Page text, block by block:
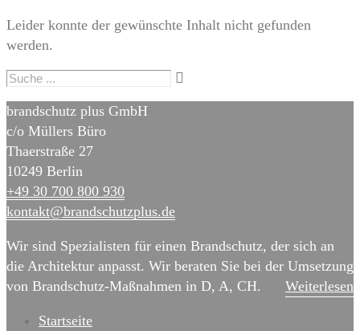
Leider konnte der gewünschte Inhalt nicht gefunden
werden.
brandschutz plus GmbH
c/o Müllers Büro
Thaerstraße 27
10249 Berlin
+49 30 700 800 930
kontakt@brand­schutz­plus.de
Wir sind Spezialisten für einen Brandschutz, der sich an
die Architektur anpasst. Wir beraten Sie bei der Umsetzung
von Brandschutz-Maßnahmen in D, A, CH.
Weiterlesen
Startseite